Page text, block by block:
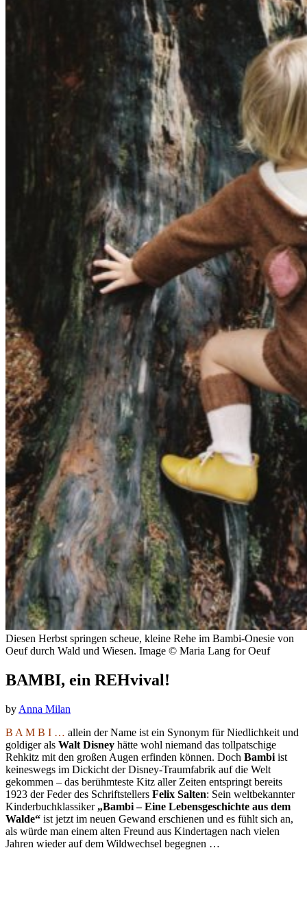
Diesen Herbst springen scheue, kleine Rehe im Bambi-Onesie von
Oeuf durch Wald und Wiesen. Image © Maria Lang for Oeuf
BAMBI, ein REHvival!
by Anna Milan
B A M B I … allein der Name ist ein Synonym für Niedlichkeit und
goldiger als Walt Disney hätte wohl niemand das tollpatschige
Rehkitz mit den großen Augen erfinden können. Doch Bambi ist
keineswegs im Dickicht der Disney-Traumfabrik auf die Welt
gekommen – das berühmteste Kitz aller Zeiten entspringt bereits
1923 der Feder des Schriftstellers Felix Salten: Sein weltbekannter
Kinderbuchklassiker „Bambi – Eine Lebensgeschichte aus dem
Walde“ ist jetzt im neuen Gewand erschienen und es fühlt sich an,
als würde man einem alten Freund aus Kindertagen nach vielen
Jahren wieder auf dem Wildwechsel begegnen …